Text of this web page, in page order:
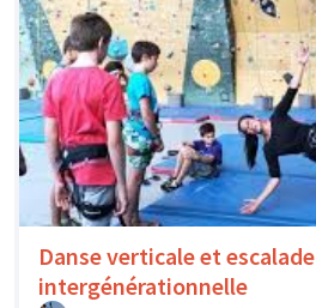
Danse verticale et escalade
intergénérationnelle